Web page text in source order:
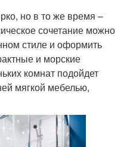
но в то же время –
сочетание можно
стиле и оформить
и морские
комнат подойдет
мягкой мебелью,